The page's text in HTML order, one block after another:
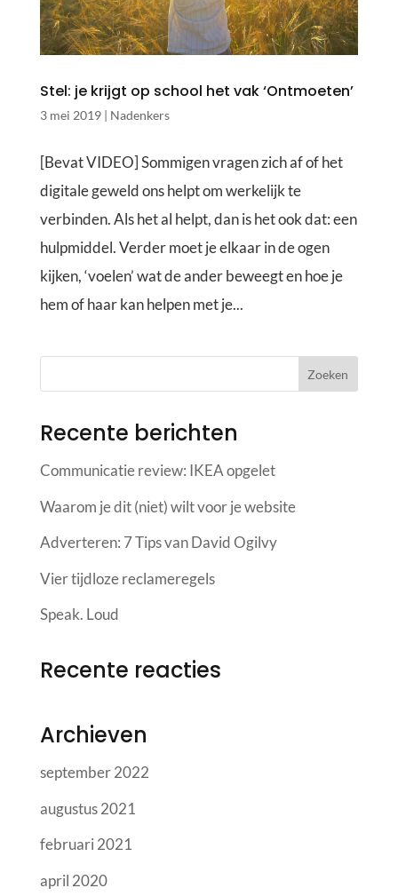
Stel: je krijgt op school het vak ‘Ontmoeten’
3 mei 2019| Nadenkers
[Bevat VIDEO] Sommigen vragen zich af of het
digitale geweld ons helpt om werkelijk te
verbinden. Als het al helpt, dan is het ook dat: een
hulpmiddel. Verder moet je elkaar in de ogen
kijken, ‘voelen’ wat de ander beweegt en hoe je
hem of haar kan helpen met je...
Recente berichten
Communicatie review: IKEA opgelet
Waarom je dit (niet) wilt voor je website
Adverteren: 7 Tips van David Ogilvy
Vier tijdloze reclameregels
Speak. Loud
Recente reacties
Archieven
september 2022
augustus 2021
februari 2021
april 2020